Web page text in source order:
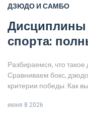
ДЗЮДО И САМБО
Дисциплины
спорта:
Разбираемся, что
Сравниваем бокс,
критерии победы. Как
июня 8 2026